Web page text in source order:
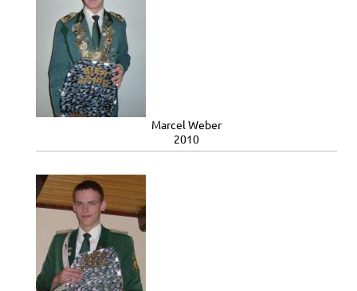
Marcel Weber
2010